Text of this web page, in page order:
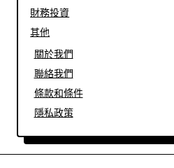
財務投資
其他
關於我們
聯絡我們
條款和條件
隱私政策